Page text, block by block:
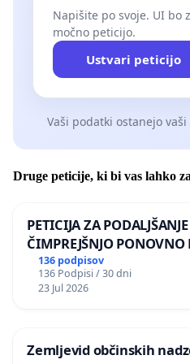
Napišite po svoje. UI bo
močno peticijo.
Ustvari peticijo
Vaši podatki ostanejo vaši
Druge peticije, ki bi vas lahko
PETICIJA ZA
ČIMPREJŠNJO
BERNARDA ŠRAJNERJA
REPUBLIKE SLOVENIJE V
136 podpisov
136 Podpisi / 30 dni
23 Jul 2026
Zemljevid občinskih